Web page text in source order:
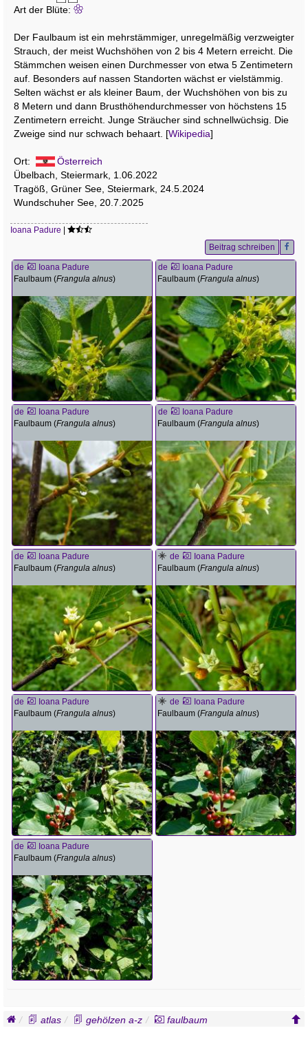
Art der Blüte:
Der Faulbaum ist ein mehrstämmiger, unregelmäßig verzweigter
Strauch, der meist Wuchshöhen von 2 bis 4 Metern erreicht. Die
Stämmchen weisen einen Durchmesser von etwa 5 Zentimetern
auf. Besonders auf nassen Standorten wächst er vielstämmig.
Selten wächst er als kleiner Baum, der Wuchshöhen von bis zu
8 Metern und dann Brusthöhendurchmesser von höchstens 15
Zentimetern erreicht. Junge Sträucher sind schnellwüchsig. Die
Zweige sind nur schwach behaart. [Wikipedia]
Ort:
Österreich
Übelbach, Steiermark, 1.06.2022
Tragöß, Grüner See, Steiermark, 24.5.2024
Wundschuher See, 20.7.2025
Ioana Padure |
Beitrag schreiben
de
Ioana Padure
Faulbaum (Frangula alnus)
de
Ioana Padure
Faulbaum (Frangula alnus)
de
Ioana Padure
Faulbaum (Frangula alnus)
de
Ioana Padure
Faulbaum (Frangula alnus)
de
Ioana Padure
Faulbaum (Frangula alnus)
de
Ioana Padure
Faulbaum (Frangula alnus)
de
Ioana Padure
Faulbaum (Frangula alnus)
de
Ioana Padure
Faulbaum (Frangula alnus)
de
Ioana Padure
Faulbaum (Frangula alnus)
atlas gehölzen a-z
faulbaum